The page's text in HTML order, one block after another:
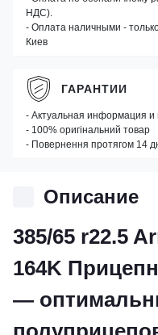
Описание
385/65 r22.5
164K
—
НДС).
- Оплата наличными -
Киев
ГАРАНТИИ
- Актуальная информация и
- 100% оригінальний товар
- Повернення протягом 14